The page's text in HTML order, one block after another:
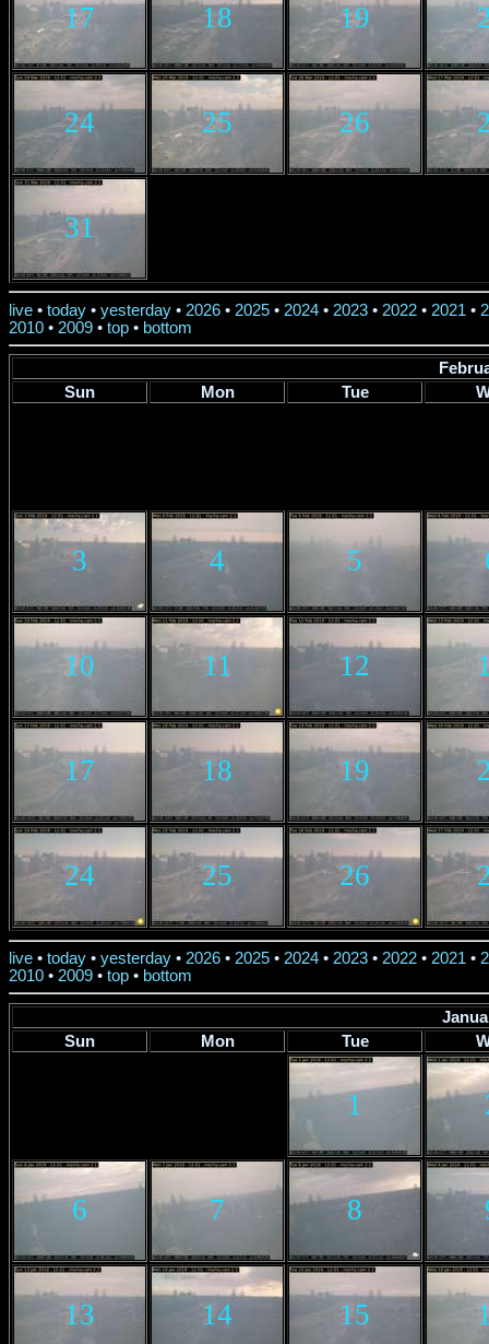
17 18 19
24 25 26
31
live • today • yesterday • 2026 • 2025 • 2024 • 2023 • 2022 • 2021 •
2010 • 2009 • top • bottom
Sun
Mon Tue
3 4 5
10 11 12
17 18 19
24 25 26
live • today • yesterday • 2026 • 2025 • 2024 • 2023 • 2022 • 2021 •
2010 • 2009 • top • bottom
Sun
Mon Tue
1
6 7 8
13 14 15